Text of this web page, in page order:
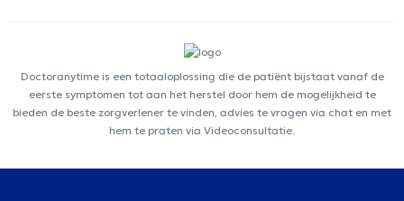
Doctoranytime is een totaaloplossing die de patiënt bijstaat vanaf de
eerste symptomen tot aan het herstel door hem de mogelijkheid te
bieden de beste zorgverlener te vinden, advies te vragen via chat en met
hem te praten via Videoconsultatie.